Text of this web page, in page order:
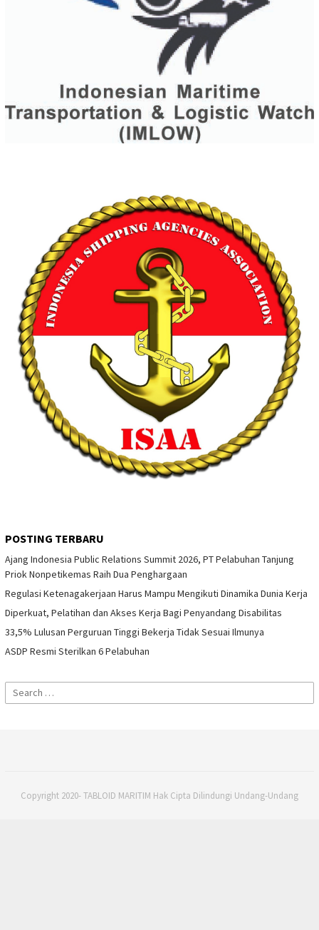
POSTING TERBARU
Ajang Indonesia Public Relations Summit 2026, PT Pelabuhan Tanjung
Priok Nonpetikemas Raih Dua Penghargaan
Regulasi Ketenagakerjaan Harus Mampu Mengikuti Dinamika Dunia Kerja
Diperkuat, Pelatihan dan Akses Kerja Bagi Penyandang Disabilitas
33,5% Lulusan Perguruan Tinggi Bekerja Tidak Sesuai Ilmunya
ASDP Resmi Sterilkan 6 Pelabuhan
Search
for:
Copyright 2020- TABLOID MARITIM Hak Cipta Dilindungi Undang-Undang